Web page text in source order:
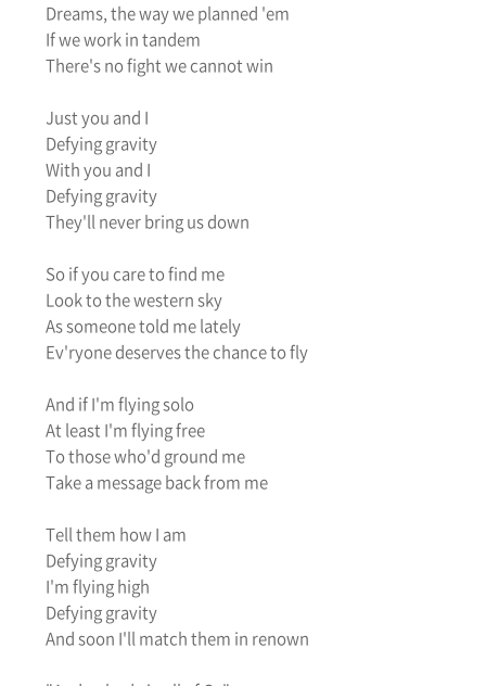
Dreams, the way we planned 'em
If we work in tandem
There's no fight we cannot win
Just you and I
Defying gravity
With you and I
Defying gravity
They'll never bring us down
So if you care to find me
Look to the western sky
As someone told me lately
Ev'ryone deserves the chance to fly
And if I'm flying solo
At least I'm flying free
To those who'd ground me
Take a message back from me
Tell them how I am
Defying gravity
I'm flying high
Defying gravity
And soon I'll match them in renown